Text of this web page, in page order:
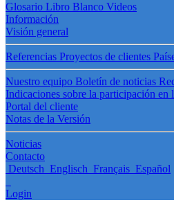
Glosario Libro Blanco Videos
Información
Visión general
Referencias Proyectos de clientes
Nuestro equipo Boletín de noticias
Indicaciones sobre la participación en
Portal del cliente
Notas de la Versión
Noticias
Contacto
Deutsch Englisch Français Español
Login